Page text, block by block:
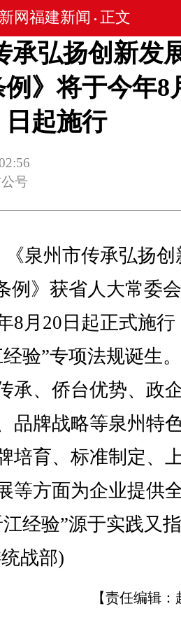
网福建新闻 • 正文
承弘扬创新发
》将于今年8
日起施行
号
泉州市传承弘扬创
例》获省人大常委
8月20日起正式施行
验”专项法规诞生
承、侨台优势、政
品牌战略等泉州特
培育、标准制定、
等方面为企业提供
经验”源于实践又
战部)
【责任编辑：